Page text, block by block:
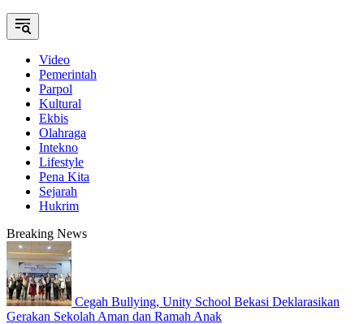
Video
Pemerintah
Parpol
Kultural
Ekbis
Olahraga
Intekno
Lifestyle
Pena Kita
Sejarah
Hukrim
Breaking News
Cegah Bullying, Unity School Bekasi Deklarasikan
Gerakan Sekolah Aman dan Ramah Anak